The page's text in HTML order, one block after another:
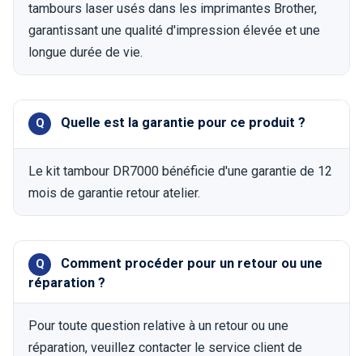
tambours laser usés dans les imprimantes Brother,
garantissant une qualité d'impression élevée et une
longue durée de vie.
Quelle est la garantie pour ce produit ?
Le kit tambour DR7000 bénéficie d'une garantie de 12
mois de garantie retour atelier.
Comment procéder pour un retour ou une
réparation ?
Pour toute question relative à un retour ou une
réparation, veuillez contacter le service client de